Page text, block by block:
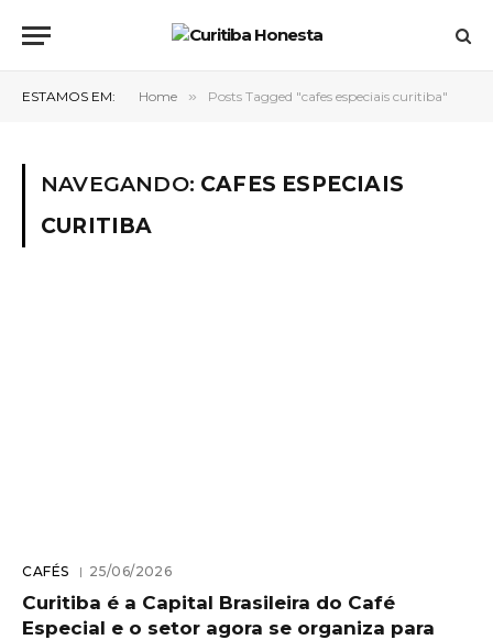
ESTAMOS EM: Home » Posts Tagged "cafes especiais curitiba"
NAVEGANDO: CAFES ESPECIAIS
CURITIBA
CAFÉS 25/06/2026
Curitiba é a Capital Brasileira do Café
Especial e o setor agora se organiza para